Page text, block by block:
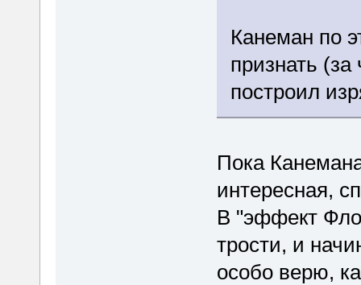
Канеман по
признать
построил
Пока
интересная,
В "эффект
трости, и
особо верю,